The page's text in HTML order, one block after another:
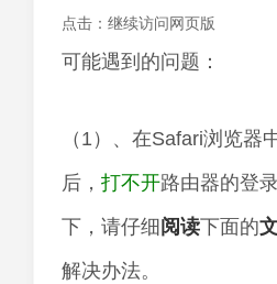
点击：继续访问网页版
可能遇到的问题：
（1）、在Safari浏览器
后， 打不开路由器的登
下，请仔细 阅读下面的
解决办法。